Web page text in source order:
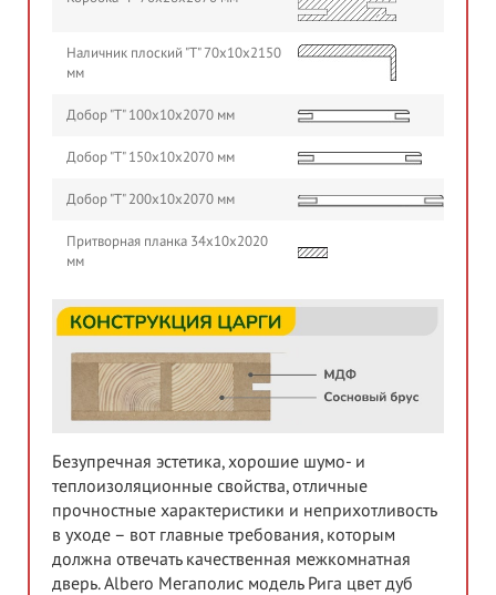
Наличник плоский "Т" 70х10х2150
мм
Добор "Т" 100х10х2070 мм
Добор "Т" 150х10х2070 мм
Добор "Т" 200х10х2070 мм
Притворная планка 34х10х2020
мм
Безупречная эстетика, хорошие шумо- и
теплоизоляционные свойства, отличные
прочностные характеристики и неприхотливость
в уходе – вот главные требования, которым
должна отвечать качественная межкомнатная
дверь. Albero Мегаполис модель Рига цвет дуб